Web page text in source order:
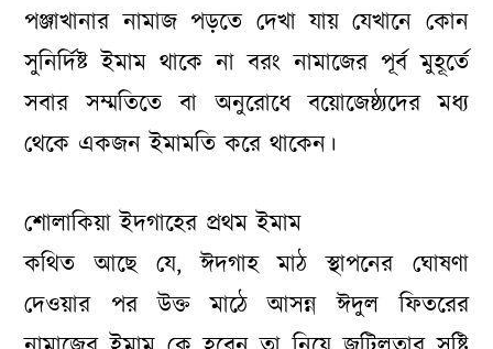
পঞ্জাখানার নামাজ পড়তে দেখা যায় যেখানে কোন
সুনির্দিষ্ট ইমাম থাকে না বরং নামাজের পূর্ব মুহূর্তে
সবার সম্মতিতে বা অনুরোধে বয়োজেষ্ঠ্যদের মধ্য
থেকে একজন ইমামতি করে থাকেন।
শোলাকিয়া ইদগাহের প্রথম ইমাম
কথিত আছে যে, ঈদগাহ মাঠ স্থাপনের ঘোষণা
দেওয়ার পর উক্ত মাঠে আসন্ন ঈদুল ফিতরের